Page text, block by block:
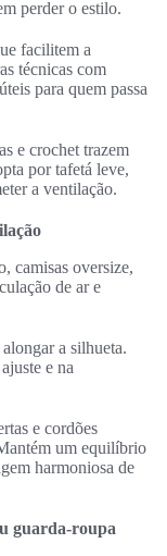
perder o estilo.
facilitem a
técnicas com
para quem passa
e crochet trazem
por tafetá leve,
a ventilação.
camisas oversize,
de ar e
a silhueta.
e na
e cordões
um equilíbrio
harmoniosa de
guarda-roupa